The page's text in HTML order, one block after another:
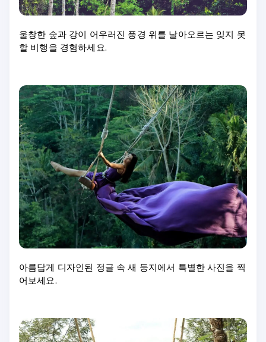
울창한 숲과 강이 어우러진 풍경 위를 날아오르는 잊지 못
할 비행을 경험하세요.
아름답게 디자인된 정글 속 새 둥지에서 특별한 사진을 찍
어보세요.